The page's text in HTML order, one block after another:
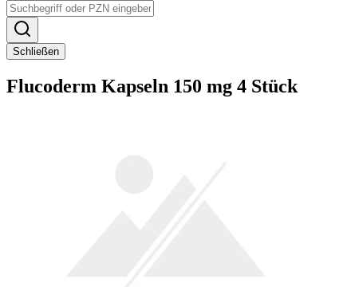
Schließen
Flucoderm Kapseln 150 mg 4 Stück